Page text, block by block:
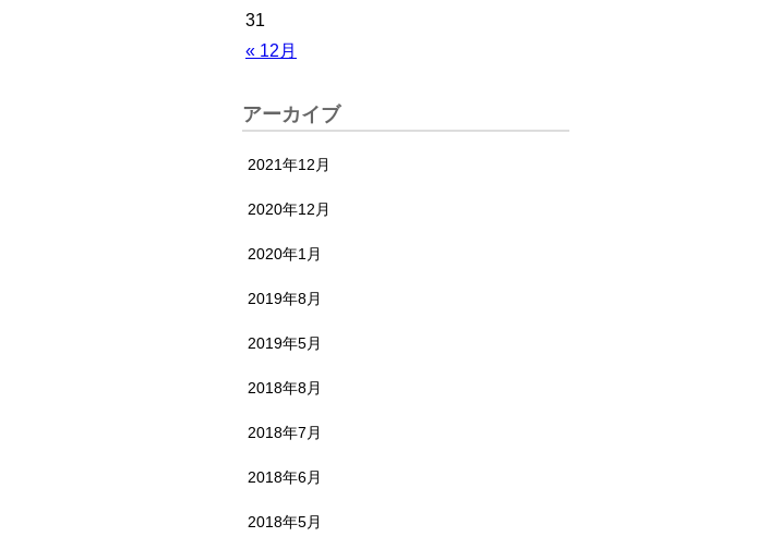
« 12月
31
アーカイブ
2021年12月
2020年12月
2020年1月
2019年8月
2019年5月
2018年8月
2018年7月
2018年6月
2018年5月